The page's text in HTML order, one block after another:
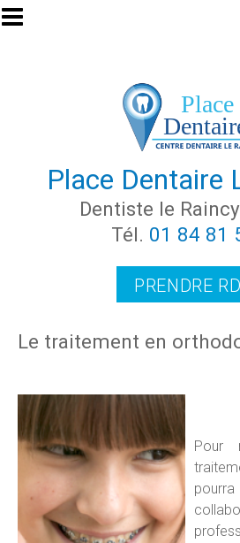
Aller au contenu principal
Place Dentaire
Dentiste le
Tél. 01 84 81
PRENDRE
Le traitement en
Pour